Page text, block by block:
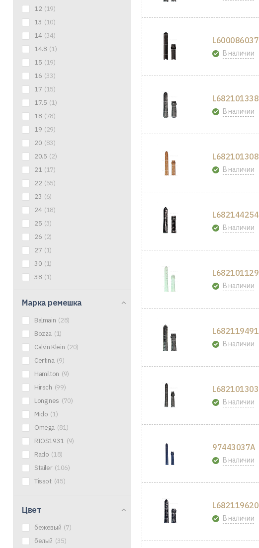
12 (19)
13 (10)
14 (34)
14.8 (1)
15 (19)
16 (33)
17 (15)
17.5 (1)
18 (78)
19 (29)
20 (83)
20.5 (2)
21 (17)
22 (55)
23 (6)
24 (18)
25 (3)
26 (2)
27 (1)
30 (1)
38 (1)
Марка ремешка
Balmain (28)
Bozza (1)
Calvin Klein (20)
Certina (9)
Hamilton (9)
Hirsch (99)
Longines (70)
Mido (1)
Omega (81)
RIOS1931 (9)
Rado (18)
Stailer (106)
Tissot (45)
Цвет
бежевый (7)
белый (35)
L600086037
В наличии
L682101338
В наличии
L682101308
В наличии
L682144254
В наличии
L682101129
В наличии
L682119491
В наличии
L682101303
В наличии
97443037A
В наличии
L682119620
В наличии